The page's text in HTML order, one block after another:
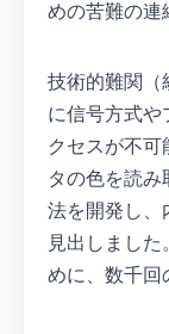
めの苦難の連
技術的難関（
に信号方式や
クセスが不可
タの色を読
法を開発し、
見出しまし
めに、数千回